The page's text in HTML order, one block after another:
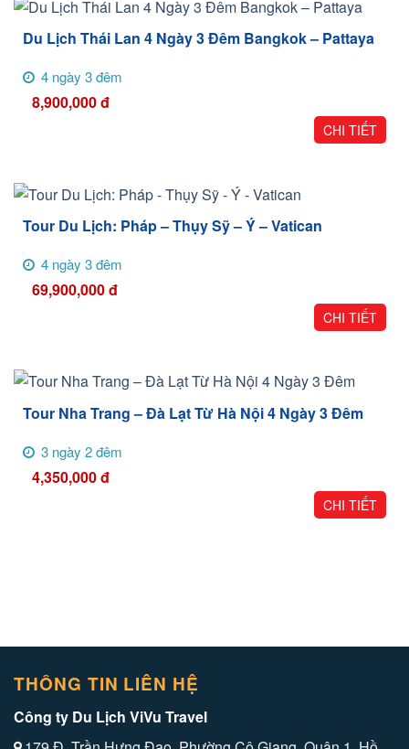
Du Lịch Thái Lan 4 Ngày 3 Đêm Bangkok – Pattaya
4 ngày 3 đêm
8,900,000đ
CHI TIẾT
Tour Du Lịch: Pháp – Thụy Sỹ – Ý – Vatican
4 ngày 3 đêm
69,900,000đ
CHI TIẾT
Tour Nha Trang – Đà Lạt Từ Hà Nội 4 Ngày 3 Đêm
3 ngày 2 đêm
4,350,000đ
CHI TIẾT
THÔNG TIN LIÊN HỆ
Công ty Du Lịch ViVu Travel